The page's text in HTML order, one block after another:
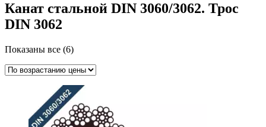
Канат стальной DIN 3060/3062. Трос
DIN 3062
Показаны все (6)Цены:
возрастанию